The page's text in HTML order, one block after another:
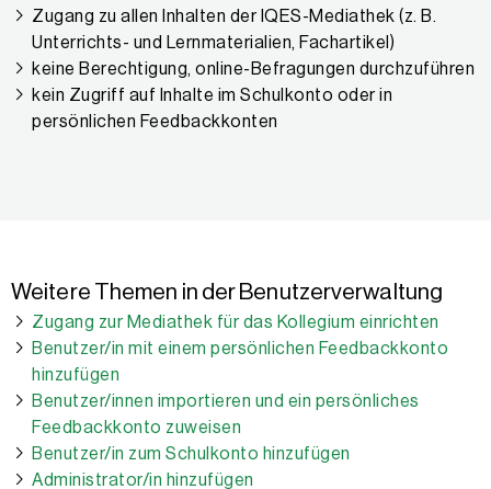
Zugang zu allen Inhalten der IQES-Mediathek (z. B.
Unterrichts- und Lernmaterialien, Fachartikel)
keine Berechtigung, online-Befragungen durchzuführen
kein Zugriff auf Inhalte im Schulkonto oder in
persönlichen Feedbackkonten
Weitere Themen in der Benutzerverwaltung
Zugang zur Mediathek für das Kollegium einrichten
Benutzer/in mit einem persönlichen Feedbackkonto
hinzufügen
Benutzer/innen importieren und ein persönliches
Feedbackkonto zuweisen
Benutzer/in zum Schulkonto hinzufügen
Administrator/in hinzufügen